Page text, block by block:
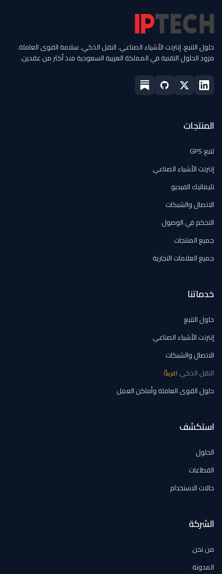
حلول التتبع. إنترنت الأشياء الصناعي. النقل الذكي. سلامة القوى العاملة.
مزود الحلول التقنية في المملكة العربية السعودية منذ أكثر من عقدين.
المنتجات
تتبع GPS
إنترنت الأشياء الصناعي
تليماتيك الفيديو
الاتصال والشبكات
التحكم في الوصول
جميع المنتجات
جميع العلامات التجارية
خدماتنا
حلول التتبع
إنترنت الأشياء الصناعي
الاتصال والشبكات
النقل الذكي (قريباً)
حلول القوى العاملة وأماكن العمل
استكشف
الحلول
القطاعات
حالات الاستخدام
الشركة
من نحن
المدونة